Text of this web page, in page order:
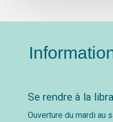
Se rendre à la
Ouverture du mardi au